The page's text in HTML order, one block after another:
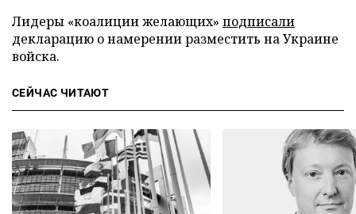
Лидеры «коалиции желающих» подписали
декларацию о намерении разместить на Украине
войска.
СЕЙЧАС ЧИТАЮТ